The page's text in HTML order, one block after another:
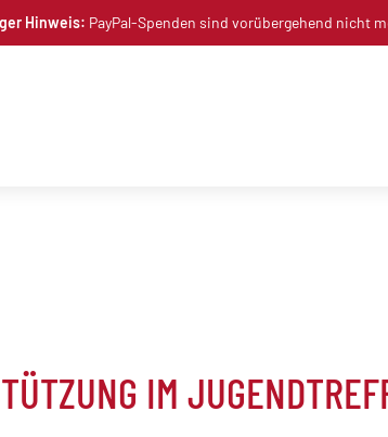
Hinweis: PayPal-Spenden sind vorübergehend nicht
IM